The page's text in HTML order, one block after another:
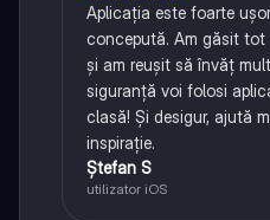
Aplicația este foarte
concepută. Am găsit
și am reușit să învăț
siguranță voi folosi
clasă! Și desigur, ajută
inspirație.
Ștefan S
utilizator iOS